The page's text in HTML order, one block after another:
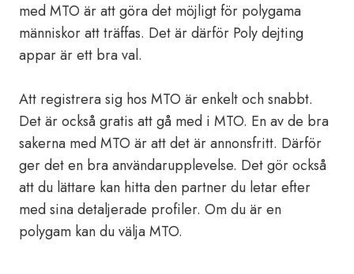
med MTO är att göra det möjligt för polygama
människor att träffas. Det är därför Poly dejting
appar är ett bra val.
Att registrera sig hos MTO är enkelt och snabbt.
Det är också gratis att gå med i MTO. En av de bra
sakerna med MTO är att det är annonsfritt. Därför
ger det en bra användarupplevelse. Det gör också
att du lättare kan hitta den partner du letar efter
med sina detaljerade profiler. Om du är en
polygam kan du välja MTO.